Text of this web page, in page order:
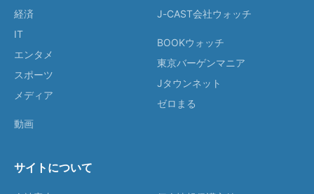
経済
IT
エンタメ
スポーツ
メディア
動画
J-CAST会社ウォッチ
BOOKウォッチ
東京バーゲンマニア
Jタウンネット
ゼロまる
サイトについて